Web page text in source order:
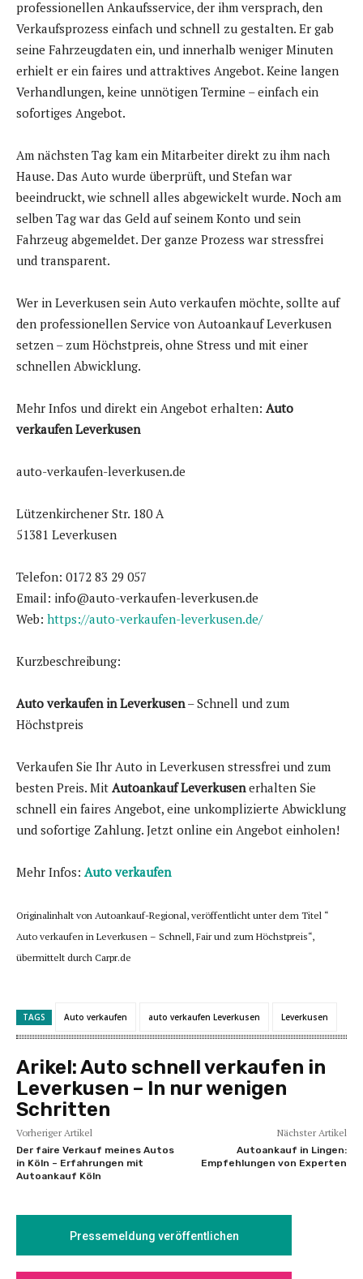
professionellen Ankaufsservice, der ihm versprach, den
Verkaufsprozess einfach und schnell zu gestalten. Er gab
seine Fahrzeugdaten ein, und innerhalb weniger Minuten
erhielt er ein faires und attraktives Angebot. Keine langen
Verhandlungen, keine unnötigen Termine – einfach ein
sofortiges Angebot.
Am nächsten Tag kam ein Mitarbeiter direkt zu ihm nach
Hause. Das Auto wurde überprüft, und Stefan war
beeindruckt, wie schnell alles abgewickelt wurde. Noch am
selben Tag war das Geld auf seinem Konto und sein
Fahrzeug abgemeldet. Der ganze Prozess war stressfrei
und transparent.
Wer in Leverkusen sein Auto verkaufen möchte, sollte auf
den professionellen Service von Autoankauf Leverkusen
setzen – zum Höchstpreis, ohne Stress und mit einer
schnellen Abwicklung.
Mehr Infos und direkt ein Angebot erhalten: Auto
verkaufen Leverkusen
auto-verkaufen-leverkusen.de
Lützenkirchener Str. 180 A
51381 Leverkusen
Telefon: 0172 83 29 057
Email: info@auto-verkaufen-leverkusen.de
Web: https://auto-verkaufen-leverkusen.de/
Kurzbeschreibung:
Auto verkaufen in Leverkusen – Schnell und zum
Höchstpreis
Verkaufen Sie Ihr Auto in Leverkusen stressfrei und zum
besten Preis. Mit Autoankauf Leverkusen erhalten Sie
schnell ein faires Angebot, eine unkomplizierte Abwicklung
und sofortige Zahlung. Jetzt online ein Angebot einholen!
Mehr Infos: Auto verkaufen
Originalinhalt von Autoankauf-Regional, veröffentlicht unter dem Titel “
Auto verkaufen in Leverkusen – Schnell, Fair und zum Höchstpreis“,
übermittelt durch Carpr.de
TAGS Auto verkaufen auto verkaufen Leverkusen Leverkusen
Arikel:Auto schnell verkaufen in
Leverkusen – In nur wenigen
Schritten
Vorheriger Artikel
Der faire Verkauf meines Autos
in Köln – Erfahrungen mit
Autoankauf Köln
Nächster Artikel
Autoankauf in Lingen:
Empfehlungen von Experten
Pressemeldung veröffentlichen